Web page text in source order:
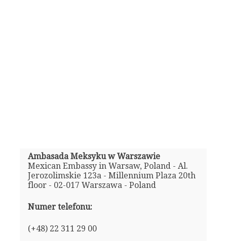
Ambasada Meksyku w Warszawie
Mexican Embassy in Warsaw, Poland - Al.
Jerozolimskie 123a - Millennium Plaza 20th
floor - 02-017 Warszawa - Poland
Numer telefonu:
(+48) 22 311 29 00